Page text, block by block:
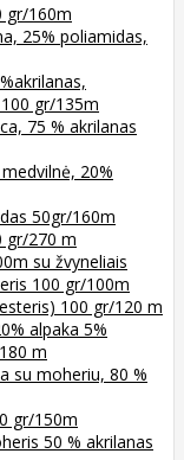
gr/160m
25% poliamidas,
gr/135m
75 % akrilanas
20%
50gr/160m
gr/270 m
su žvyneliais
100 gr/100m
100 gr/120 m
alpaka 5%
m
su moheriu, 80 %
gr/150m
50 % akrilanas